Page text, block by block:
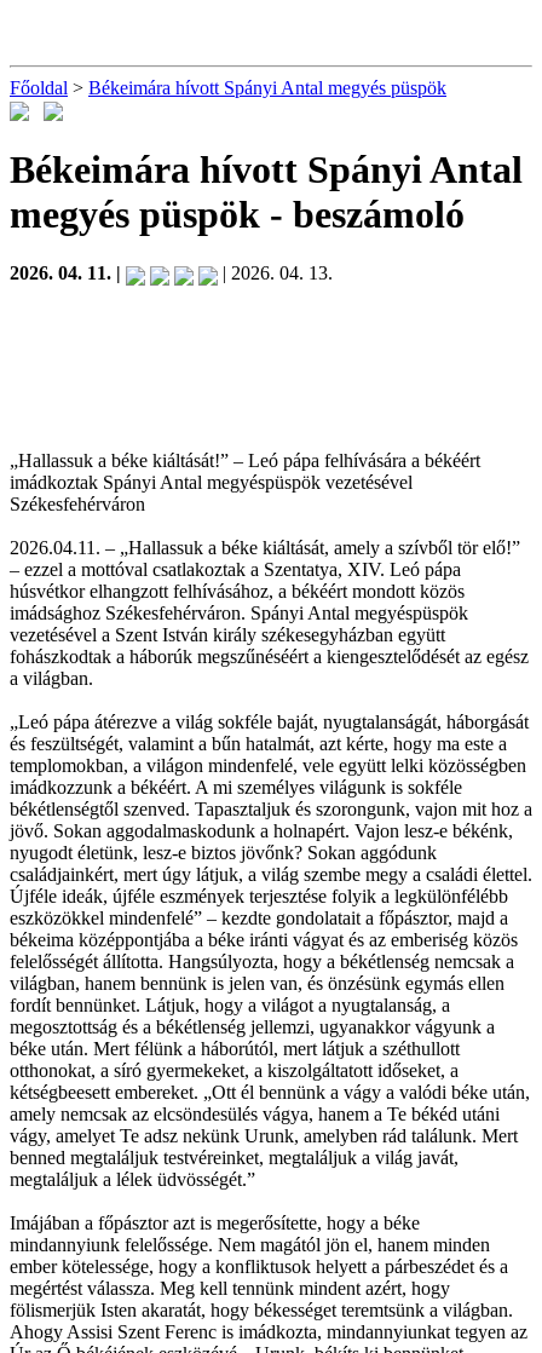
Főoldal > Békeimára hívott Spányi Antal megyés püspök
Békeimára hívott Spányi Antal
megyés püspök - beszámoló
2026. 04. 11. | | 2026. 04. 13.
„Hallassuk a béke kiáltását!” – Leó pápa felhívására a békéért
imádkoztak Spányi Antal megyéspüspök vezetésével
Székesfehérváron
2026.04.11. – „Hallassuk a béke kiáltását, amely a szívből tör elő!”
– ezzel a mottóval csatlakoztak a Szentatya, XIV. Leó pápa
húsvétkor elhangzott felhívásához, a békéért mondott közös
imádsághoz Székesfehérváron. Spányi Antal megyéspüspök
vezetésével a Szent István király székesegyházban együtt
fohászkodtak a háborúk megszűnéséért a kiengesztelődését az egész
a világban.
„Leó pápa átérezve a világ sokféle baját, nyugtalanságát, háborgását
és feszültségét, valamint a bűn hatalmát, azt kérte, hogy ma este a
templomokban, a világon mindenfelé, vele együtt lelki közösségben
imádkozzunk a békéért. A mi személyes világunk is sokféle
békétlenségtől szenved. Tapasztaljuk és szorongunk, vajon mit hoz a
jövő. Sokan aggodalmaskodunk a holnapért. Vajon lesz-e békénk,
nyugodt életünk, lesz-e biztos jövőnk? Sokan aggódunk
családjainkért, mert úgy látjuk, a világ szembe megy a családi élettel.
Újféle ideák, újféle eszmények terjesztése folyik a legkülönfélébb
eszközökkel mindenfelé” – kezdte gondolatait a főpásztor, majd a
békeima középpontjába a béke iránti vágyat és az emberiség közös
felelősségét állította. Hangsúlyozta, hogy a békétlenség nemcsak a
világban, hanem bennünk is jelen van, és önzésünk egymás ellen
fordít bennünket. Látjuk, hogy a világot a nyugtalanság, a
megosztottság és a békétlenség jellemzi, ugyanakkor vágyunk a
béke után. Mert félünk a háborútól, mert látjuk a széthullott
otthonokat, a síró gyermekeket, a kiszolgáltatott időseket, a
kétségbeesett embereket. „Ott él bennünk a vágy a valódi béke után,
amely nemcsak az elcsöndesülés vágya, hanem a Te békéd utáni
vágy, amelyet Te adsz nekünk Urunk, amelyben rád találunk. Mert
benned megtaláljuk testvéreinket, megtaláljuk a világ javát,
megtaláljuk a lélek üdvösségét.”
Imájában a főpásztor azt is megerősítette, hogy a béke
mindannyiunk felelőssége. Nem magától jön el, hanem minden
ember kötelessége, hogy a konfliktusok helyett a párbeszédet és a
megértést válassza. Meg kell tennünk mindent azért, hogy
fölismerjük Isten akaratát, hogy békességet teremtsünk a világban.
Ahogy Assisi Szent Ferenc is imádkozta, mindannyiunkat tegyen az